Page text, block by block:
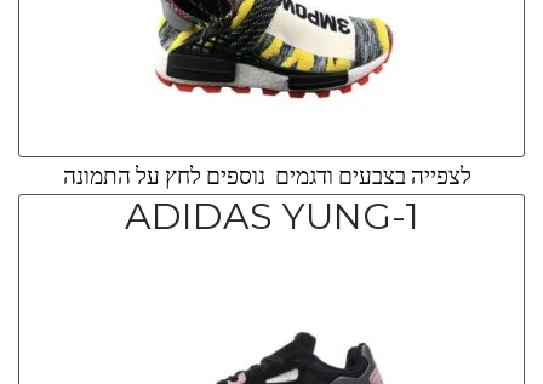
לצפייה בצבעים ודגמים נוספים לחץ על התמונה
ADIDAS YUNG-1